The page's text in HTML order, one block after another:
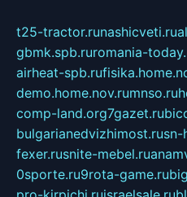
t25-tractor.runashicveti.ru
gbmk.spb.ruromania-
airheat-spb.ru
demo.home.nov.rumnso.ru
comp-land.org7gazet.ru
bulgarianedvizhimost.rusn-
fexer.rusnite-mebel.ru
0sporte.ru9rota-game.ru